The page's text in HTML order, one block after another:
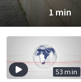
1 min
53 min